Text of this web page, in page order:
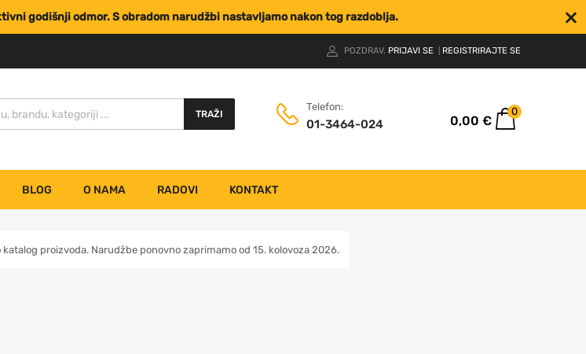
godišnji odmor. S obradom narudžbi nastavljamo nakon tog razdoblja.
POZDRAV. PRIJAVI SE REGISTRIRAJTE SE
TRAŽI
Telefon:
01-3464-024 0,00 €
0
BLOG O NAMA RADOVI KONTAKT
proizvoda. Narudžbe ponovno zaprimamo od 15. kolovoza 2026.